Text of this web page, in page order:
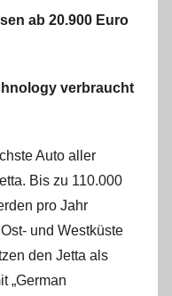
ab 20.900 Euro
verbraucht
Auto aller
Bis zu 110.000
pro Jahr
und Westküste
den Jetta als
„German